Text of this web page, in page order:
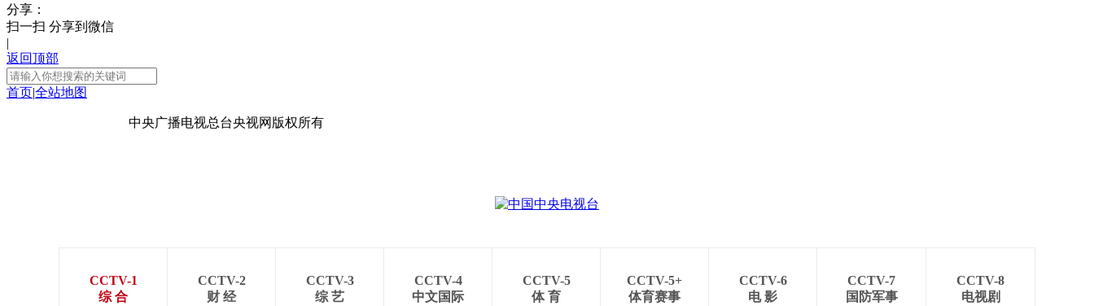
分享：
扫一扫 分享到微信
|
返回顶部
首页|全站地图
中央广播电视总台央视网 版权所有
CCTV-1
综 合
CCTV-2
财 经
CCTV-3
综 艺
CCTV-4
中文国际
CCTV-5
体 育
CCTV-5+
体育赛事
CCTV-6
电 影
CCTV-7
国防军事
CCTV-8
电视剧